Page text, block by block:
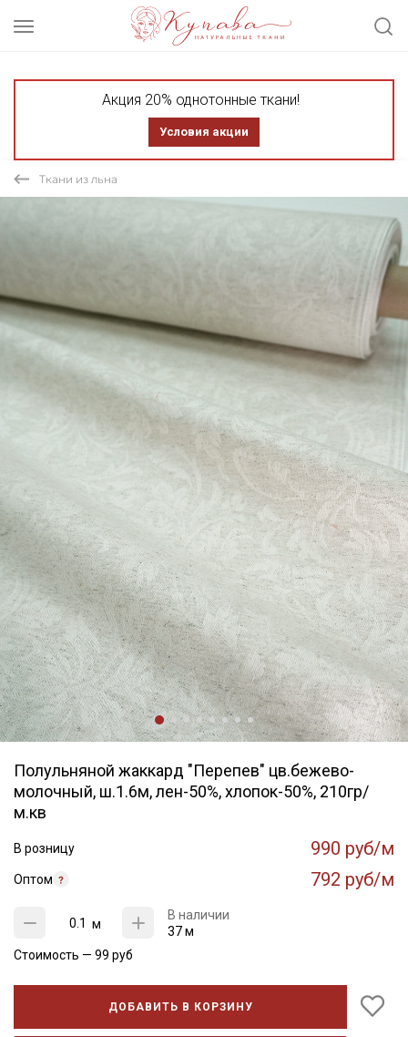
Акция 20% однотонные ткани!
Условия акции
Ткани из льна
Полульняной жаккард "Перепев" цв.бежево-
молочный, ш.1.6м, лен-50%, хлопок-50%, 210гр/
м.кв
В розницу 990 руб/м
Оптом 792 руб/м
м
В наличии
37 м
Стоимость — 99 руб
ДОБАВИТЬ В КОРЗИНУ